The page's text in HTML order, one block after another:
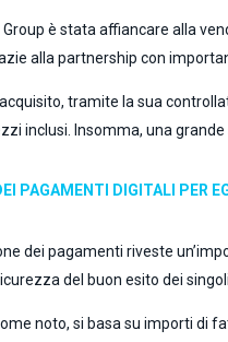
Group è stata affiancare alla
alla partnership con
acquisito, tramite la sua
inclusi. Insomma, una grande
PAGAMENTI DIGITALI PER
dei pagamenti riveste
del buon esito dei
noto, si basa su importi